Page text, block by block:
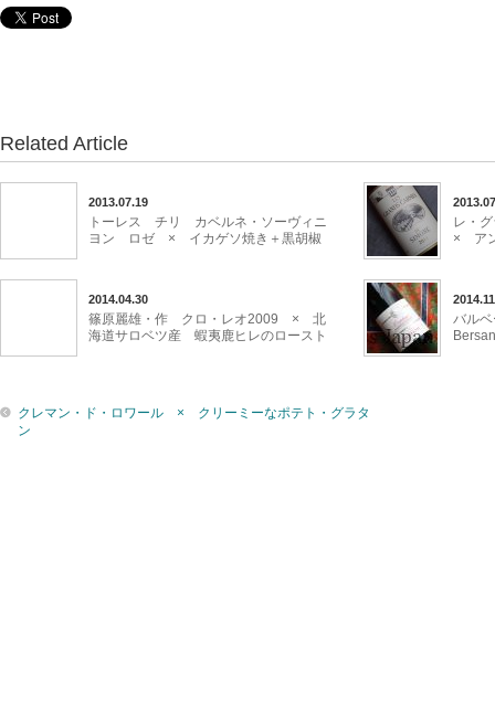
Related Article
2013.07.19
トーレス チリ カベルネ・ソーヴィニ
ヨン ロゼ × イカゲソ焼き＋黒胡椒
レ・
× ア
2014.04.30
篠原麗雄・作 クロ・レオ2009 × 北
海道サロベツ産 蝦夷鹿ヒレのロースト
バル
クレマン・ド・ロワール × クリーミーなポテト・グラタ
ン